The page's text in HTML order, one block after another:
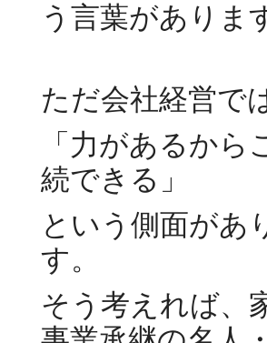
う言葉がありま
ただ会社経営で
「力があるから
続できる」
という側面があ
す。
そう考えれば、